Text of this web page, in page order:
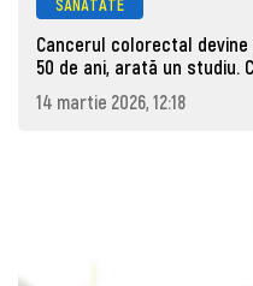
SĂNĂTATE
Cancerul colorectal
50 de ani, arată un studiu.
14 martie 2026, 12:18